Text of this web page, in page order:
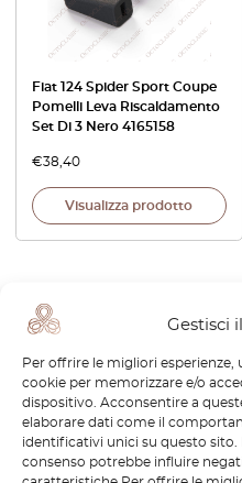
Gestisci
Per offrire le migliori
cookie per memorizzare e/o
dispositivo. Acconsentire a
elaborare dati come il
identificativi unici su questo sito.
consenso potrebbe influire
Fiat 124 Spider Sport Coupe
Pomelli Leva Riscaldamento
Set Di 3 Nero 4165158
€38,40
Visualizza prodotto